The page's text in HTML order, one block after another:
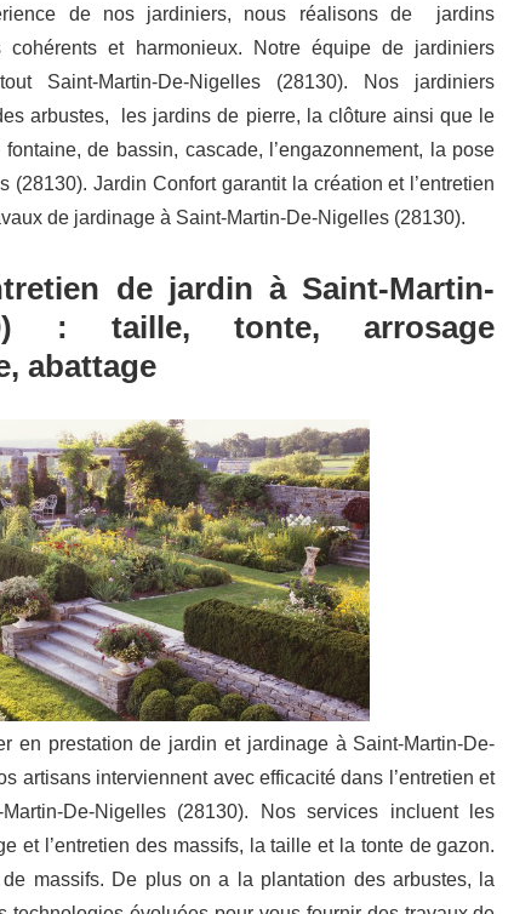
de nos jardiniers, nous réalisons de jardins
et harmonieux. Notre équipe de jardiniers
Saint-Martin-De-Nigelles (28130). Nos jardiniers
arbustes, les jardins de pierre, la clôture ainsi que le
de bassin, cascade, l’engazonnement, la pose
Jardin Confort garantit la création et l’entretien
de jardinage à Saint-Martin-De-Nigelles (28130).
de jardin à Saint-Martin-
: taille, tonte, arrosage
abattage
en prestation de jardin et jardinage à Saint-Martin-De-
artisans interviennent avec efficacité dans l’entretien et
De-Nigelles (28130). Nos services incluent les
et l’entretien des massifs, la taille et la tonte de gazon.
massifs. De plus on a la plantation des arbustes, la